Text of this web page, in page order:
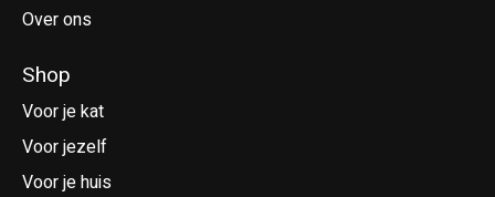
Over ons
Shop
Voor je kat
Voor jezelf
Voor je huis